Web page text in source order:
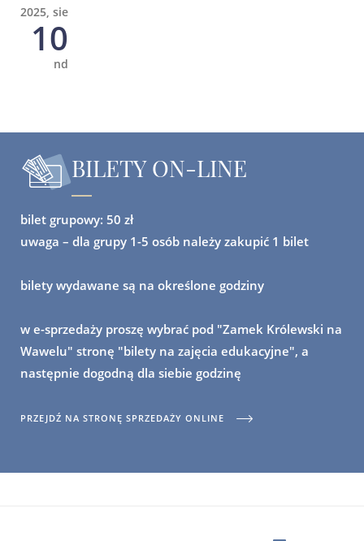
2025, sie
10
nd
BILETY ON-LINE
bilet grupowy: 50 zł
uwaga – dla grupy 1-5 osób należy zakupić 1 bilet
bilety wydawane są na określone godziny
w e-sprzedaży proszę wybrać pod "Zamek Królewski na
Wawelu" stronę "bilety na zajęcia edukacyjne", a
następnie dogodną dla siebie godzinę
PRZEJDŹ NA STRONĘ SPRZEDAŻY ONLINE